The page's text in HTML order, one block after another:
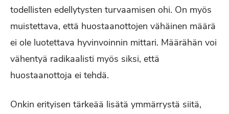
todellisten edellytysten turvaamisen ohi. On myös
muistettava, että huostaanottojen vähäinen määrä
ei ole luotettava hyvinvoinnin mittari. Määrähän voi
vähentyä radikaalisti myös siksi, että
huostaanottoja ei tehdä.
Onkin erityisen tärkeää lisätä ymmärrystä siitä,